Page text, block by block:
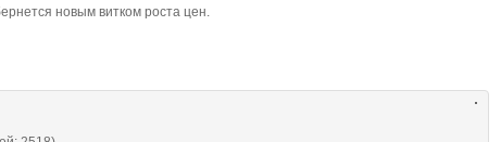
новым витком роста цен.